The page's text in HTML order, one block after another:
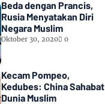
Beda dengan Prancis,
Rusia Menyatakan Diri
Negara Muslim
Oktober 30, 2020 0
Kecam Pompeo,
Kedubes: China Sahabat
Dunia Muslim